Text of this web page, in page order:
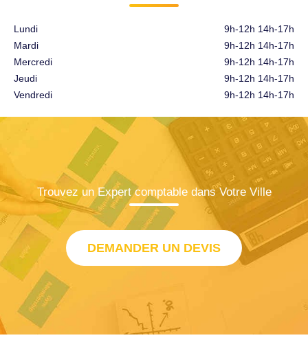
Lundi
Mardi
Mercredi
Jeudi
Vendredi
9h-12h 14h-17h
9h-12h 14h-17h
9h-12h 14h-17h
9h-12h 14h-17h
9h-12h 14h-17h
Trouvez un Expert comptable dans Votre Ville
DEMANDER UN DEVIS